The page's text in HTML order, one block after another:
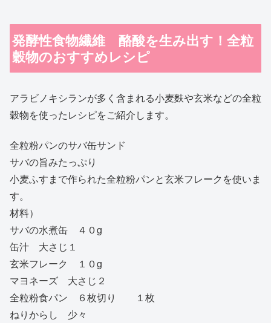
発酵性食物繊維 酪酸を生み出す！全粒
穀物のおすすめレシピ
アラビノキシランが多く含まれる小麦麩や玄米などの全粒
穀物を使ったレシピをご紹介します。
全粒粉パンのサバ缶サンド
サバの旨みたっぷり
小麦ふすまで作られた全粒粉パンと玄米フレークを使いま
す。
材料）
サバの水煮缶 ４０g
缶汁 大さじ１
玄米フレーク １０g
マヨネーズ 大さじ２
全粒粉食パン ６枚切り １枚
ねりからし 少々